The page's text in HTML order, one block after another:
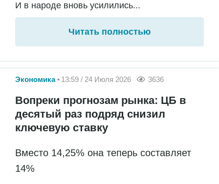
И в народе вновь усилились...
Читать полностью
Экономика 13:59 / 24 Июля 2026 3636
Вопреки прогнозам рынка: ЦБ в
десятый раз подряд снизил
ключевую ставку
Вместо 14,25% она теперь составляет
14%